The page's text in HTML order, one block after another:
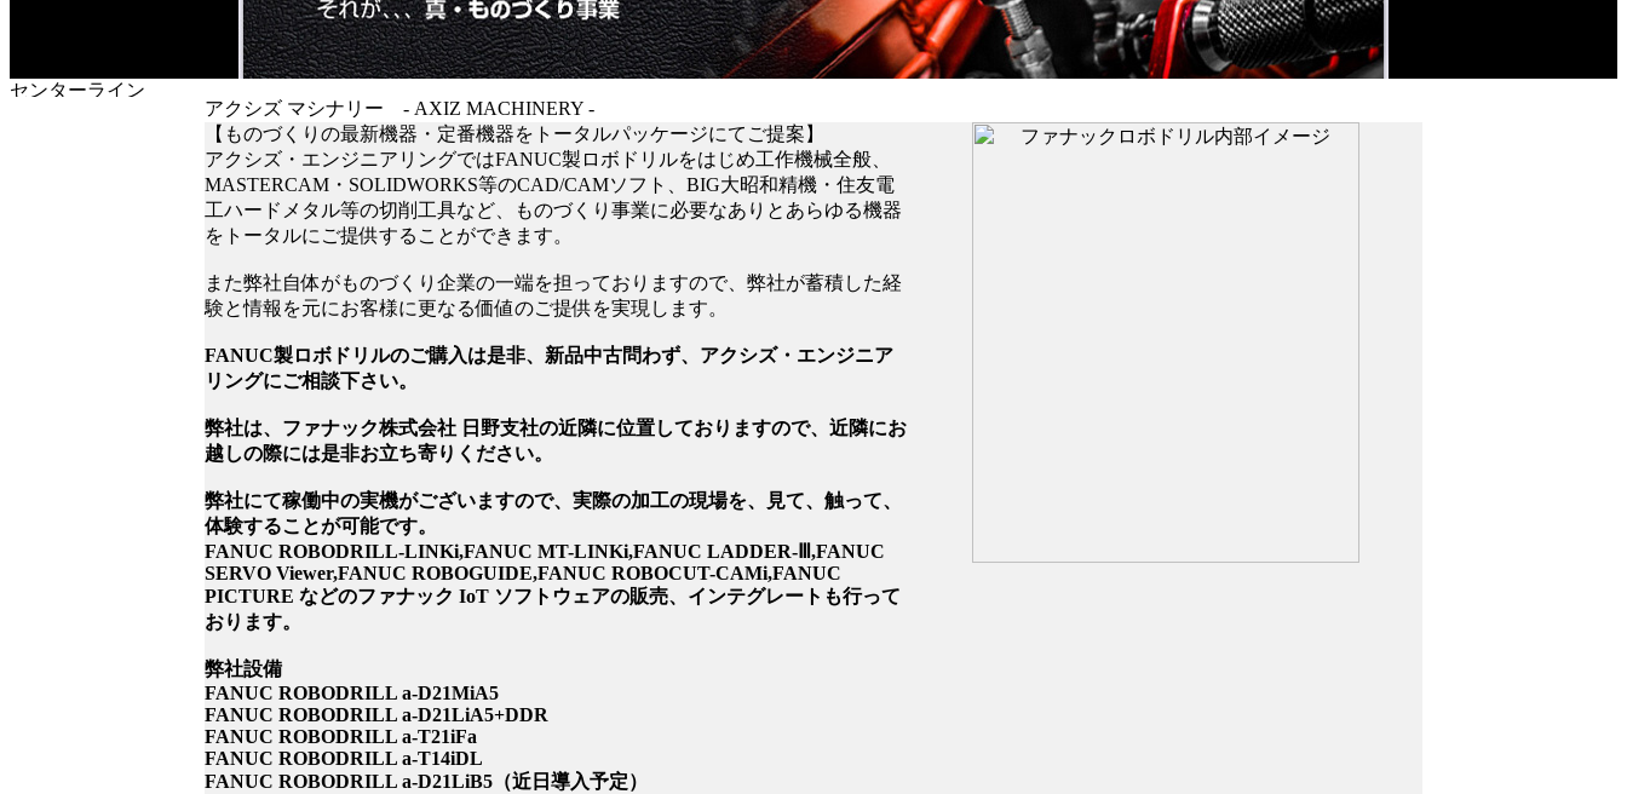
アクシズ マシナリー - AXIZ MACHINERY -
【ものづくりの最新機器・定番機器をトータルパッケージにてご提案】
アクシズ・エンジニアリングではFANUC製ロボドリルをはじめ工作機械全般、
MASTERCAM・SOLIDWORKS等のCAD/CAMソフト、BIG大昭和精機・住友電
工ハードメタル等の切削工具など、ものづくり事業に必要なありとあらゆる機器
をトータルにご提供することができます。
また弊社自体がものづくり企業の一端を担っておりますので、弊社が蓄積した経
験と情報を元にお客様に更なる価値のご提供を実現します。
FANUC製ロボドリルのご購入は是非、新品中古問わず、アクシズ・エンジニア
リングにご相談下さい。
弊社は、ファナック株式会社 日野支社の近隣に位置しておりますので、近隣にお
越しの際には是非お立ち寄りください。
弊社にて稼働中の実機がございますので、実際の加工の現場を、見て、触って、
体験することが可能です。
FANUC ROBODRILL-LINKi,FANUC MT-LINKi,FANUC LADDER-Ⅲ,FANUC
SERVO Viewer,FANUC ROBOGUIDE,FANUC ROBOCUT-CAMi,FANUC
PICTURE などのファナック IoT ソフトウェアの販売、インテグレートも行って
おります。
弊社設備
FANUC ROBODRILL a-D21MiA5
FANUC ROBODRILL a-D21LiA5+DDR
FANUC ROBODRILL a-T21iFa
FANUC ROBODRILL a-T14iDL
FANUC ROBODRILL a-D21LiB5（近日導入予定）